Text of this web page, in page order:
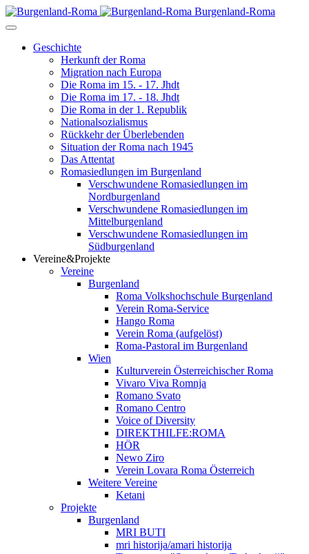
Burgenland-Roma
Geschichte
Herkunft der Roma
Migration nach Europa
Die Roma im 15. - 17. Jhdt
Die Roma im 17. - 18. Jhdt
Die Roma in der 1. Republik
Nationalsozialismus
Rückkehr der Überlebenden
Situation der Roma nach 1945
Das Attentat
Romasiedlungen im Burgenland
Verschwundene Romasiedlungen im
Nordburgenland
Verschwundene Romasiedlungen im
Mittelburgenland
Verschwundene Romasiedlungen im
Südburgenland
Vereine&Projekte
Vereine
Burgenland
Roma Volkshochschule Burgenland
Verein Roma-Service
Hango Roma
Verein Roma (aufgelöst)
Roma-Pastoral im Burgenland
Wien
Kulturverein Österreichischer Roma
Vivaro Viva Romnja
Romano Svato
Romano Centro
Voice of Diversity
DIREKTHILFE:ROMA
HÖR
Newo Ziro
Verein Lovara Roma Österreich
Weitere Vereine
Ketani
Projekte
Burgenland
MRI BUTI
mri historija/amari historija